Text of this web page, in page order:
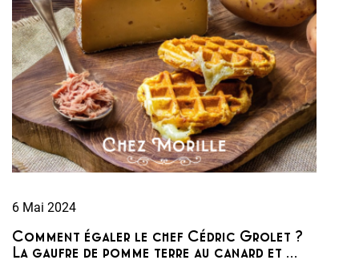
6 Mai 2024
Comment égaler le chef Cédric Grolet ?
La gaufre de pomme terre au canard et ...